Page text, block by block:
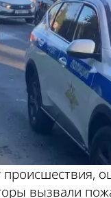
происшествия,
вызвали